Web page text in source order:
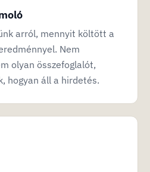
arról, mennyit költött a
Nem
olyan összefoglalót,
hogyan áll a hirdetés.